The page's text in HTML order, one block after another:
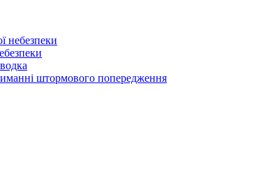
небезпеки
штормового попередження